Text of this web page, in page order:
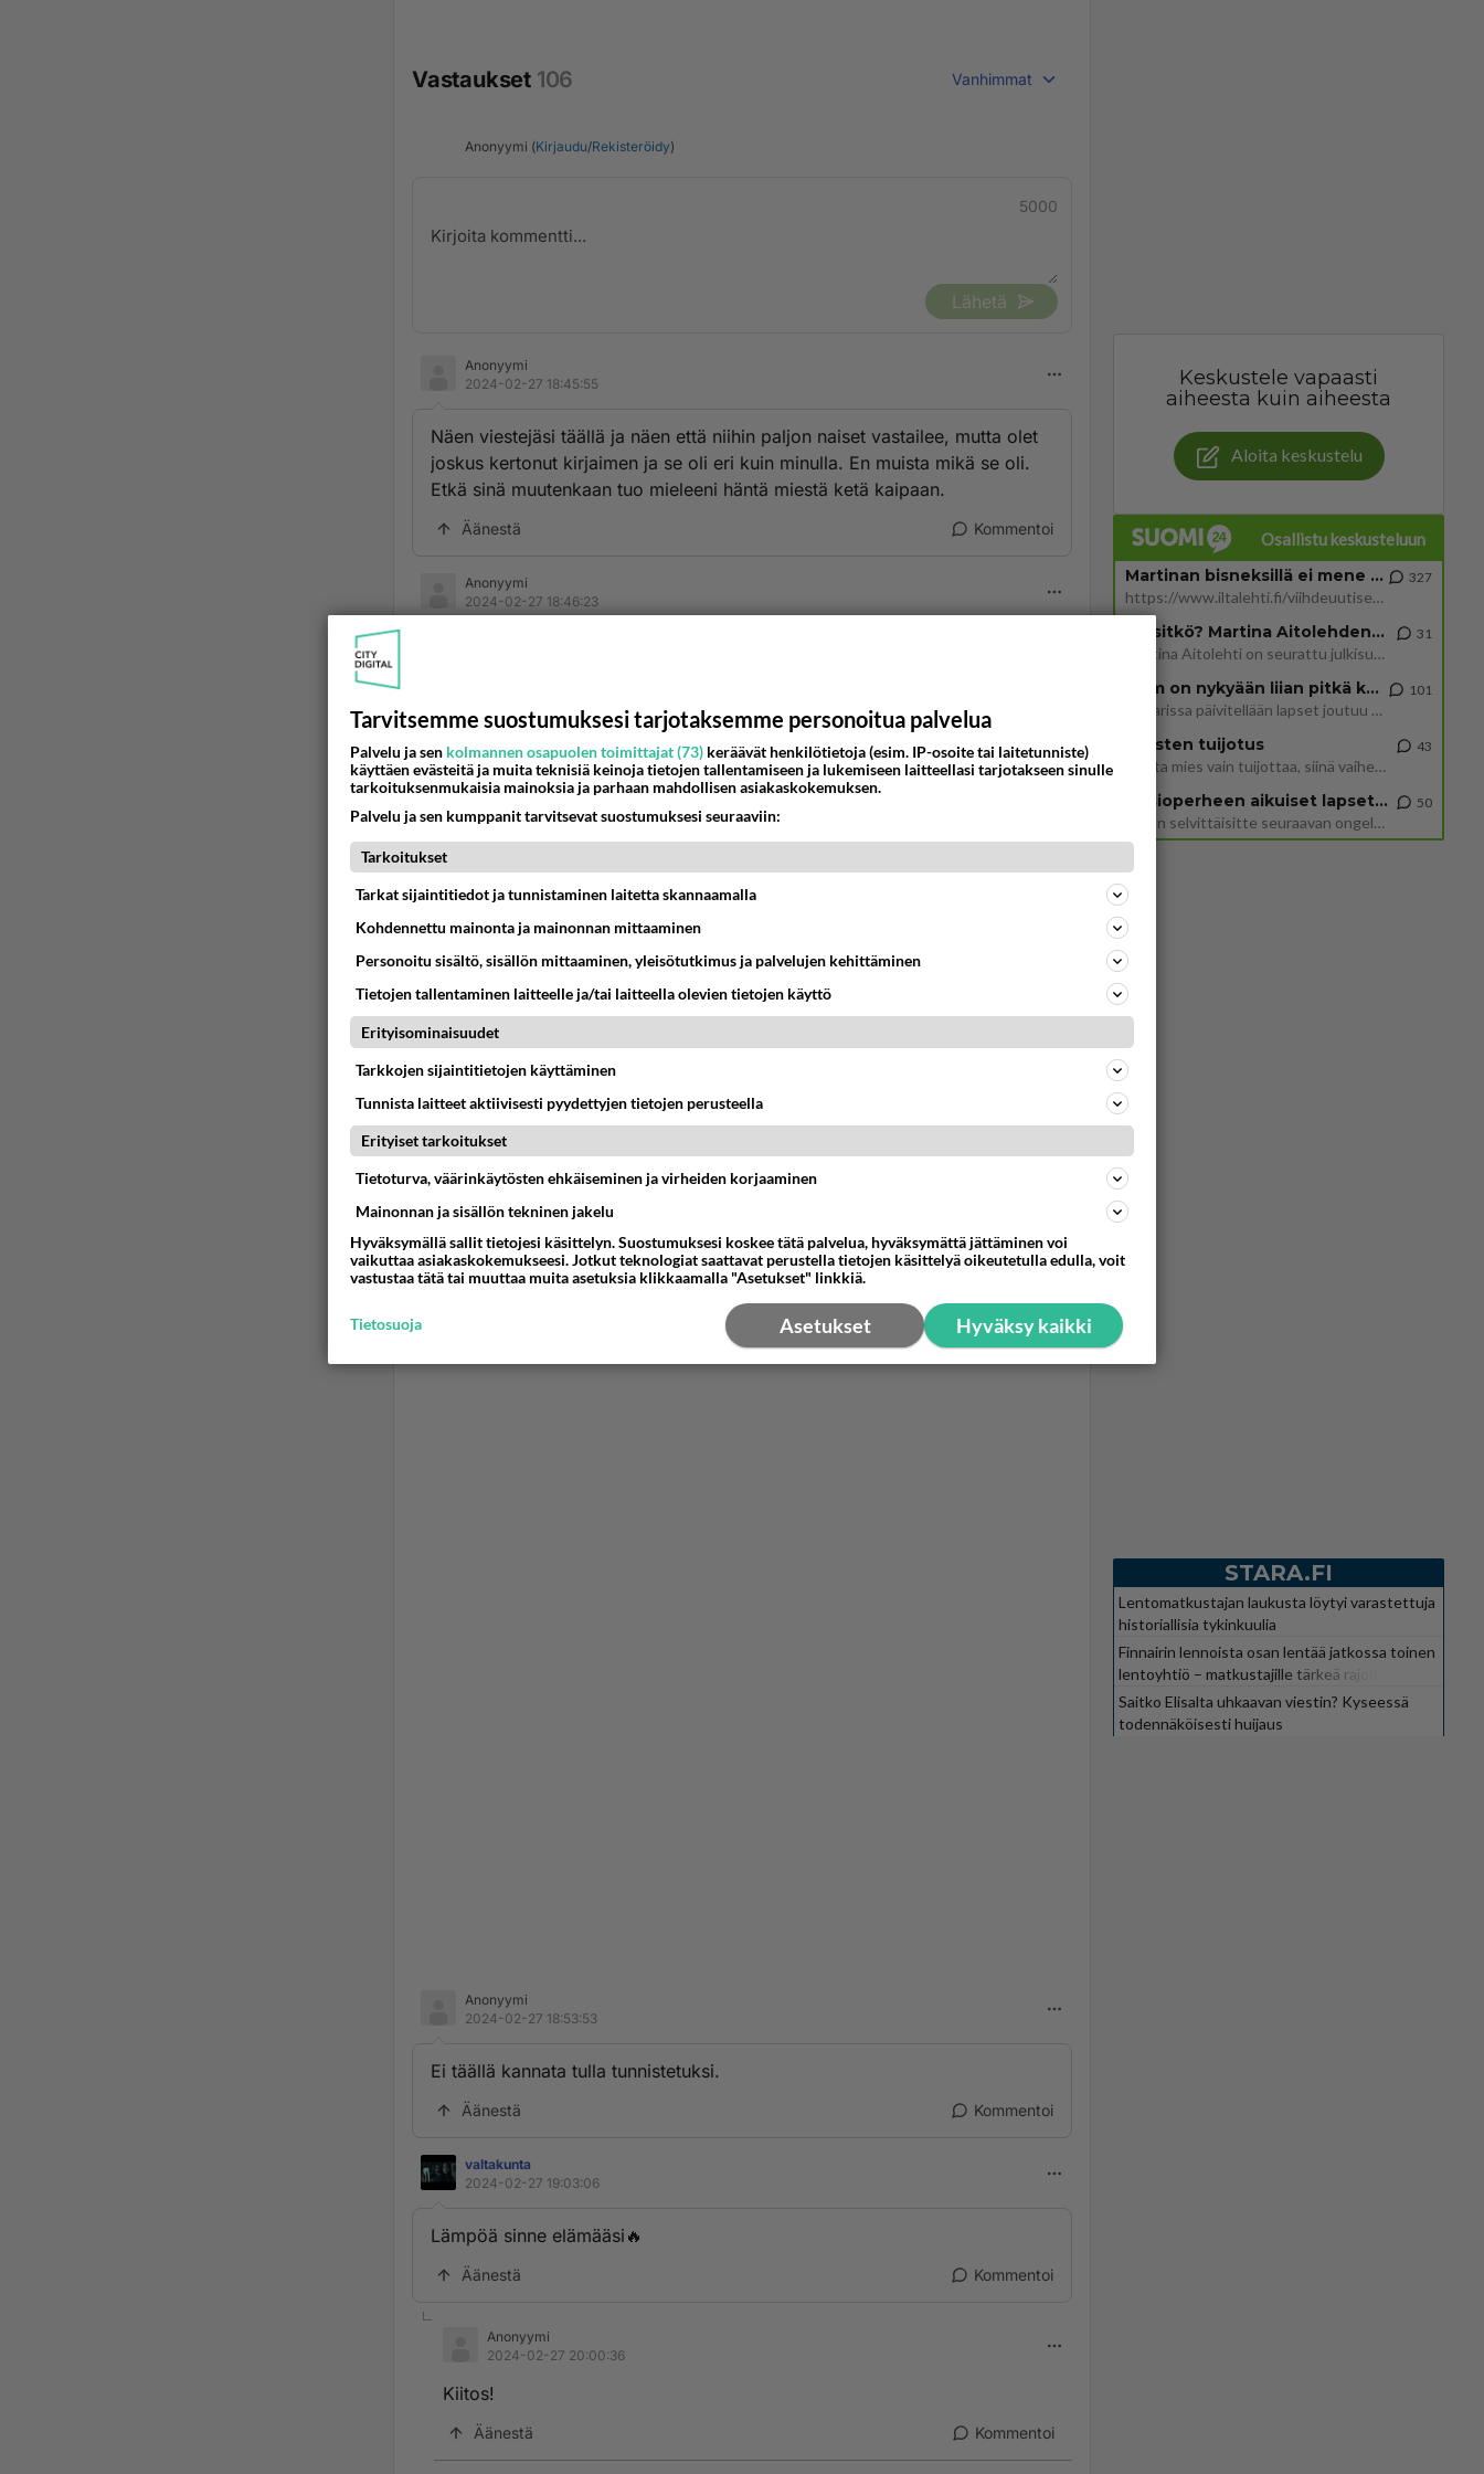
Vastaukset 106 Vanhimmat
Anonyymi (Kirjaudu/Rekisteröidy)
5000
Lähetä
Anonyymi
2024-02-27 18:45:55
Näen viestejäsi täällä ja näen että niihin paljon naiset vastailee, mutta olet
joskus kertonut kirjaimen ja se oli eri kuin minulla. En muista mikä se oli.
Etkä sinä muutenkaan tuo mieleeni häntä miestä ketä kaipaan.
Äänestä Kommentoi
Anonyymi
2024-02-27 18:46:23
Kommentteja
Sinulta
Minulle
Forever
Äänestä
Anonyymi
Olet vain epäonnistunut pahasti kohdehenkilön määrittelyssä
Äänestä
Anonyymi
2024-02-27 18:52:33
Minäkin välitän yhdestä tärkeästä 💕
Äänestä Kommentoi
Anonyymi
2024-02-27 18:53:53
Ei täällä kannata tulla tunnistetuksi.
Äänestä Kommentoi
valtakunta
2024-02-27 19:03:06
Lämpöä sinne elämääsi🔥
Äänestä Kommentoi
Anonyymi
2024-02-27 20:00:36
Kiitos!
Äänestä Kommentoi
Keskustele vapaasti
aiheesta kuin aiheesta
Aloita keskustelu
Osallistu keskusteluun
Martinan bisneksillä ei mene hyvin
https://www.iltalehti.fi/viihdeuutiset/a/c46da6ab-340f-4790-aaa7-0865eed2336 Yrityksen konkurssihakemus on tullut kärä
327
Tiesitkö? Martina Aitolehden isäpuoli on tämä suosittu laulaja
Martina Aitolehti on seurattu julkisuuden henkilö. Lähipiiriin mahtuu muitakin tunnettuja henkilöitä. Tiesitkö, että Ma
31
2 km on nykyään liian pitkä koulumatka
Hesarissa päivitellään lapset joutuu nyt kulkemaan 2 km kouluun jösses. Ruostefillarilla tuo matka menee vaikka miten äk
101
Miesten tuijotus
Mutta mies vain tuijottaa, siinä vaiheessa käännän itse pään pois. Mikä juttu? Yleensä jos joku tuijottaa tai katsoo, hä
43
Uusioperheen aikuiset lapset tyhjentää jääkaapin käydessään
Miten selvittäisitte seuraavan ongelman, meillä on uusioperhe, minulla teini-ikäiset lapset ja puolisolla aikuiset, jotk
50
STARA.FI
Lentomatkustajan laukusta löytyi varastettuja
historiallisia tykinkuulia
Finnairin lennoista osan lentää jatkossa toinen
lentoyhtiö – matkustajille tärkeä rajoitus
Saitko Elisalta uhkaavan viestin? Kyseessä
todennäköisesti huijaus
Tarvitsemme suostumuksesi tarjotaksemme personoitua palvelua
Palvelu ja sen kolmannen osapuolen toimittajat (73) keräävät henkilötietoja (esim. IP-osoite tai laitetunniste)
käyttäen evästeitä ja muita teknisiä keinoja tietojen tallentamiseen ja lukemiseen laitteellasi tarjotakseen sinulle
tarkoituksenmukaisia mainoksia ja parhaan mahdollisen asiakaskokemuksen.
Palvelu ja sen kumppanit tarvitsevat suostumuksesi seuraaviin:
Tarkoitukset
Tarkat sijaintitiedot ja tunnistaminen laitetta skannaamalla
Kohdennettu mainonta ja mainonnan mittaaminen
Personoitu sisältö, sisällön mittaaminen, yleisötutkimus ja palvelujen kehittäminen
Tietojen tallentaminen laitteelle ja/tai laitteella olevien tietojen käyttö
Erityisominaisuudet
Tarkkojen sijaintitietojen käyttäminen
Tunnista laitteet aktiivisesti pyydettyjen tietojen perusteella
Erityiset tarkoitukset
Tietoturva, väärinkäytösten ehkäiseminen ja virheiden korjaaminen
Mainonnan ja sisällön tekninen jakelu
Hyväksymällä sallit tietojesi käsittelyn. Suostumuksesi koskee tätä palvelua, hyväksymättä jättäminen voi
vaikuttaa asiakaskokemukseesi. Jotkut teknologiat saattavat perustella tietojen käsittelyä oikeutetulla edulla, voit
vastustaa tätä tai muuttaa muita asetuksia klikkaamalla "Asetukset" linkkiä.
Hyväksy kaikki
Asetukset
Tietosuoja